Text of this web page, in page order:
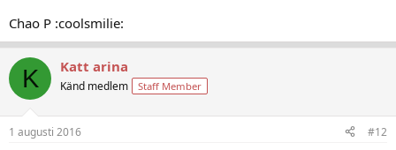
Chao P :coolsmilie:
K Katt arina
Känd medlem Staff Member
1 augusti 2016 #12